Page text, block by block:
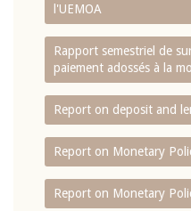
l'UEMOA
Rapport semestriel de
paiement adossés à la
Report on deposit and
Report on Monetary
Report on Monetary